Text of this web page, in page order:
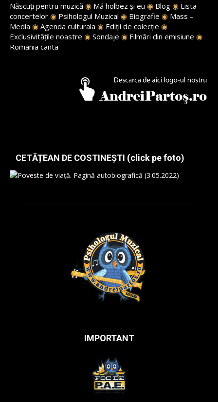
Născuți pentru muzică ◉ Mă holbez și eu ◉ Blog ◉ Lista
concertelor ◉ Psihologul Muzical ◉ Biografie ◉ Mass –
Media ◉ Agenda culturala ◉ Ediții de colecție ◉
Exclusivitățile noastre ◉ Sondaje ◉ Filmări din emisiune ◉
Romania canta
CETĂȚEAN DE COSTINEȘTI (click pe foto)
IMPORTANT